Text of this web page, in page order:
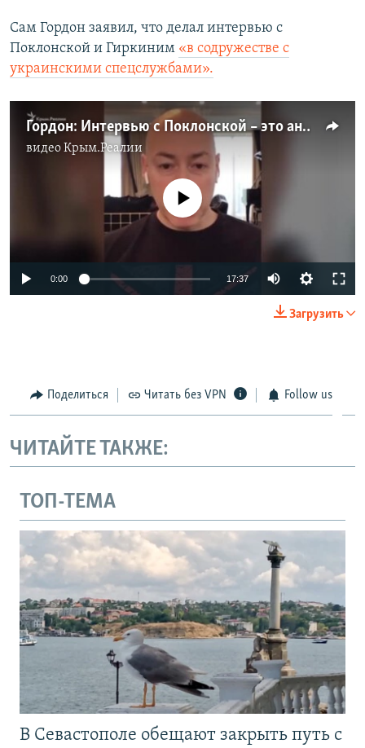
Сам Гордон заявил, что делал интервью с
Поклонской и Гиркиним «в содружестве с
украинскими спецслужбами».
Гордон: Интервью с Поклонской – это анатомия аннексии и предательства (видео)
видеоКрым.Реалии
1080p
No media source currently available
0:00 17:37
270p
1080p
Загрузить
Поделиться Читать без VPN Follow us
ЧИТАЙТЕ ТАКЖЕ:
ТОП-ТЕМА
В Севастополе обещают закрыть путь с